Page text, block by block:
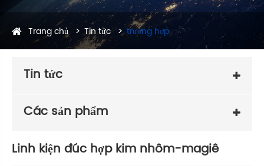
Trang chủ Tin tức trường hợp
Tin tức
Các sản phẩm
Linh kiện đúc hợp kim nhôm-magiê